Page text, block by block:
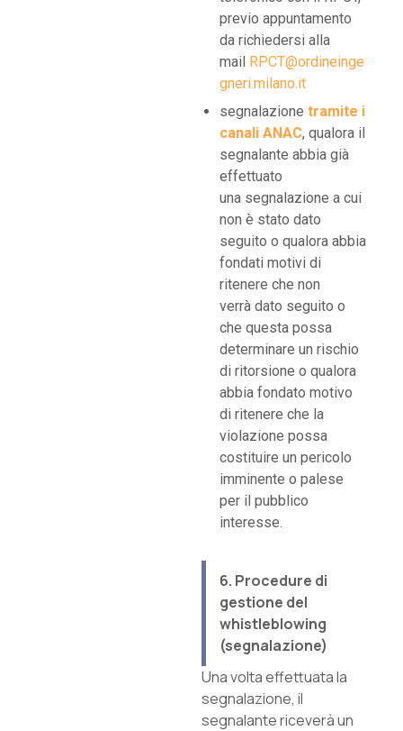
previo appuntamento
da richiedersi alla
mail RPCT@ordineinge
gneri.milano.it
segnalazione tramite i
canali ANAC, qualora il
segnalante abbia già
effettuato
una segnalazione a cui
non è stato dato
seguito o qualora abbia
fondati motivi di
ritenere che non
verrà dato seguito o
che questa possa
determinare un rischio
di ritorsione o qualora
abbia fondato motivo
di ritenere che la
violazione possa
costituire un pericolo
imminente o palese
per il pubblico
interesse.
6. Procedure di
gestione del
whistleblowing
(segnalazione)
Una volta effettuata la
segnalazione, il
segnalante riceverà un